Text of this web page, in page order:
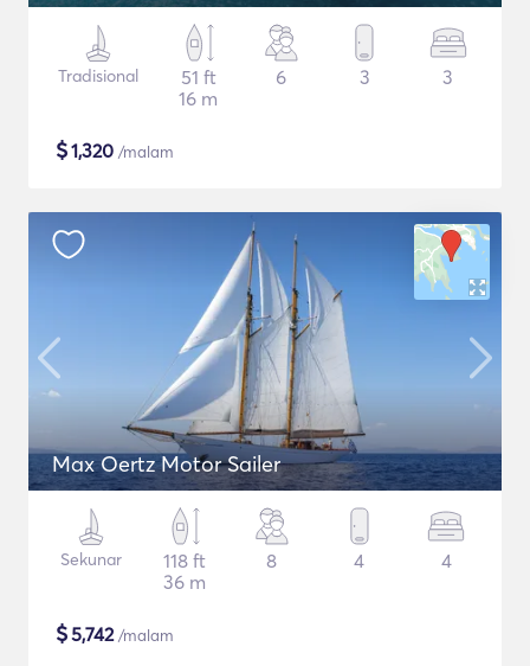
Tradisional
51 ft
16 m
6 3 3
$1,320 /malam
Max Oertz Motor Sailer
Sekunar
118 ft
36 m
8 4 4
$5,742/malam